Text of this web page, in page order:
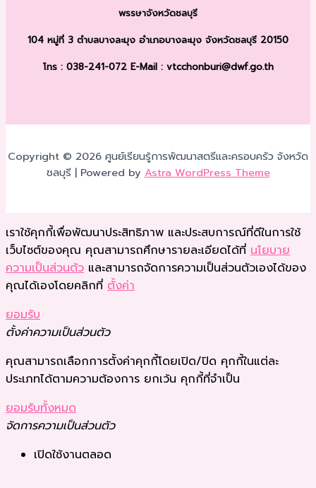
พรรษาจังหวัดชลบุรี
104 หมู่ที่ 3 ตำบลบางละมุง อำเภอบางละมุง จังหวัดชลบุรี 20150
โทร : 038-241-072 E-Mail : vtcchonburi@dwf.go.th
Copyright © 2026 ศูนย์เรียนรู้การพัฒนาสตรีและครอบครัว จังหวัด
ชลบุรี | Powered byAstra WordPress Theme
เราใช้คุกกี้เพื่อพัฒนาประสิทธิภาพ และประสบการณ์ที่ดีในการใช้
เว็บไซต์ของคุณ คุณสามารถศึกษารายละเอียดได้ที่ นโยบาย
ความเป็นส่วนตัว และสามารถจัดการความเป็นส่วนตัวเองได้ของ
คุณได้เองโดยคลิกที่ ตั้งค่า
ยอมรับ
ตั้งค่าความเป็นส่วนตัว
คุณสามารถเลือกการตั้งค่าคุกกี้โดยเปิด/ปิด คุกกี้ในแต่ละ
ประเภทได้ตามความต้องการ ยกเว้น คุกกี้ที่จำเป็น
ยอมรับทั้งหมด
จัดการความเป็นส่วนตัว
เปิดใช้งานตลอด